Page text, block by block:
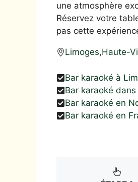
une atmosphère
Réservez votre
pas cette
Limoges,Haute-
Bar karaoké à
Bar karaoké
Bar karaoké en
Bar karaoké en